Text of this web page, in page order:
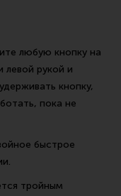
любую кнопку на
левой рукой и
кнопку,
пока не
быстрое
тройным